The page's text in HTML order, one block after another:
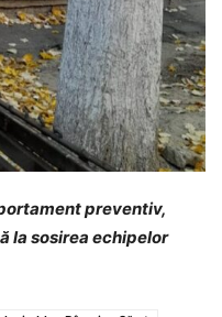
preventiv,
la sosirea echipelor